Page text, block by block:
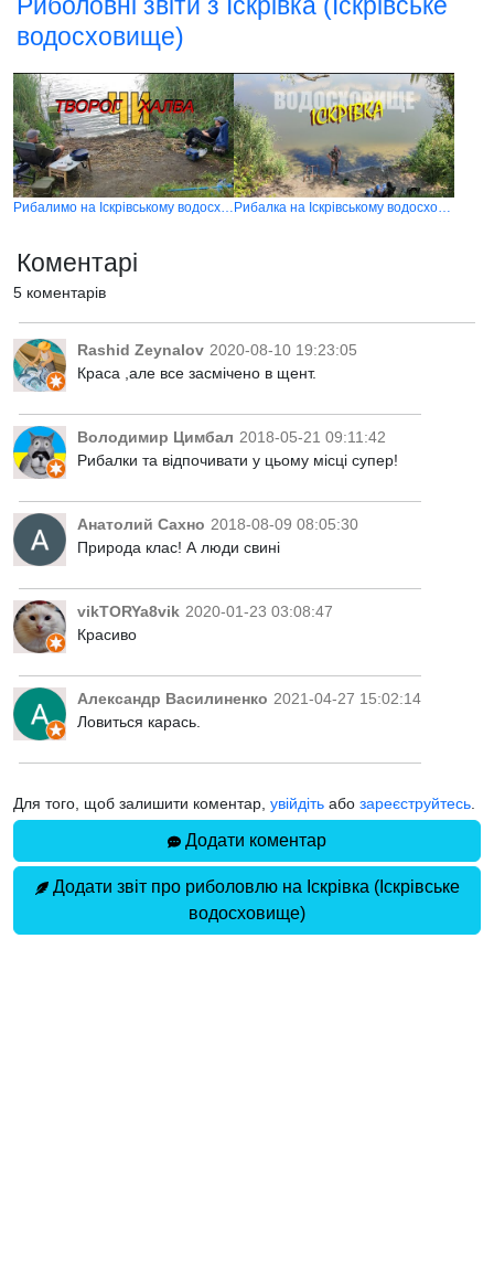
водосховище)
Рибалимо на Іскрівському водосховищі Рибалка на Іскрівському водосховищі
Коментарі
5 коментарів
Rashid Zeynalov 2020-08-10 19:23:05
Краса ,але все засмічено в щент.
Володимир Цимбал 2018-05-21 09:11:42
Рибалки та відпочивати у цьому місці супер!
Анатолий Сахно 2018-08-09 08:05:30
Природа клас! А люди свині
vikTORYa8vik 2020-01-23 03:08:47
Красиво
Александр Василиненко 2021-04-27 15:02:14
Ловиться карась.
Для того, щоб залишити коментар, увійдіть або зареєструйтесь
Додати коментар
Додати звіт про риболовлю на Іскрівка (Іскрівське
водосховище)